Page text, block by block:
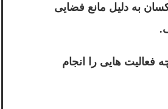
به دلیل مانع فضایی
فعالیت هایی را انجام